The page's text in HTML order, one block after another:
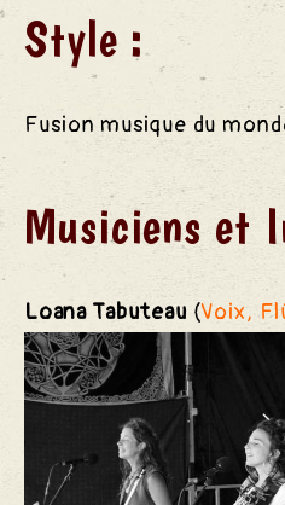
Style :
Fusion musique du
Musiciens et
Loana Tabuteau (Voix,